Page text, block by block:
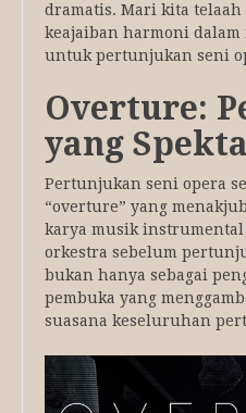
dramatis. Mari kita
keajaiban harmoni
untuk pertunjukan seni
Overture:
yang
Pertunjukan seni opera
“overture” yang
karya musik
orkestra sebelum
bukan hanya sebagai
pembuka yang
suasana keseluruhan